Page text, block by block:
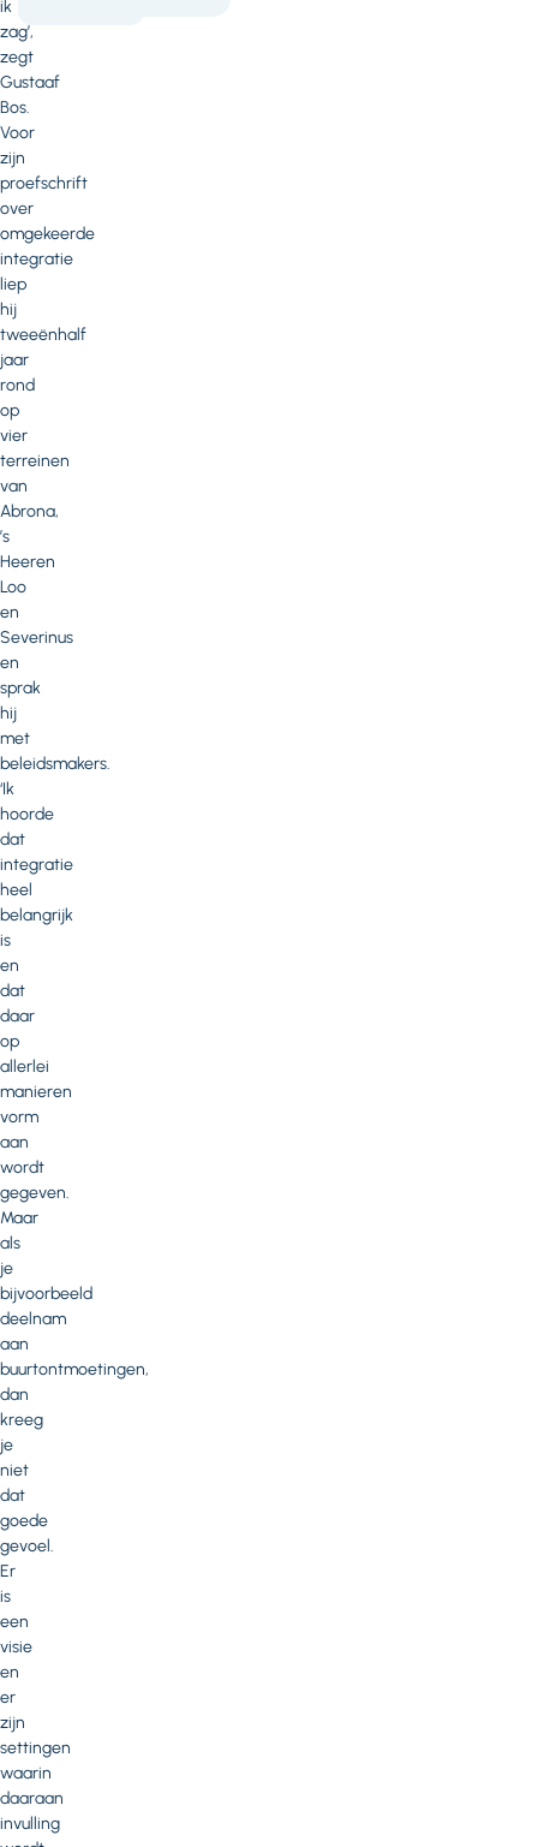
ik
zag’,
zegt
Gustaaf
Bos.
Voor
zijn
proefschrift
over
omgekeerde
integratie
liep
hij
tweeënhalf
jaar
rond
op
vier
terreinen
van
Abrona,
’s
Heeren
Loo
en
Severinus
en
sprak
hij
met
beleidsmakers.
‘Ik
hoorde
dat
integratie
heel
belangrijk
is
en
dat
daar
op
allerlei
manieren
vorm
aan
wordt
gegeven.
Maar
als
je
bijvoorbeeld
deelnam
aan
buurtontmoetingen,
dan
kreeg
je
niet
dat
goede
gevoel.
Er
is
een
visie
en
er
zijn
settingen
waarin
daaraan
invulling